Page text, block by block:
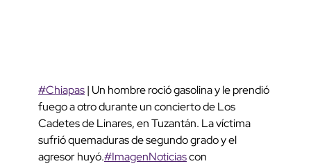
#Chiapas| Un hombre roció gasolina y le prendió
fuego a otro durante un concierto de Los
Cadetes de Linares, en Tuzantán. La víctima
sufrió quemaduras de segundo grado y el
agresor huyó.#ImagenNoticiascon